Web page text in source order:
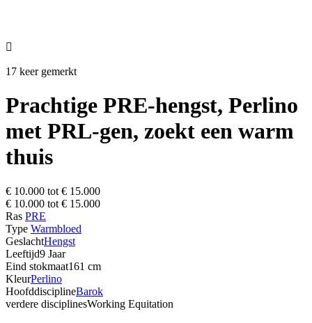

17 keer gemerkt
Prachtige PRE-hengst, Perlino
met PRL-gen, zoekt een warm
thuis
€ 10.000 tot € 15.000
€ 10.000 tot € 15.000
Ras PRE
Type Warmbloed
GeslachtHengst
Leeftijd9 Jaar
Eind stokmaat161 cm
KleurPerlino
HoofddisciplineBarok
verdere disciplinesWorking Equitation